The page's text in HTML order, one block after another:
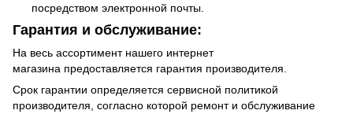
посредством электронной почты.
Гарантия и обслуживание:
На весь ассортимент нашего интернет
магазина предоставляется гарантия производителя.
Срок гарантии определяется сервисной политикой
производителя, согласно которой ремонт и обслуживание